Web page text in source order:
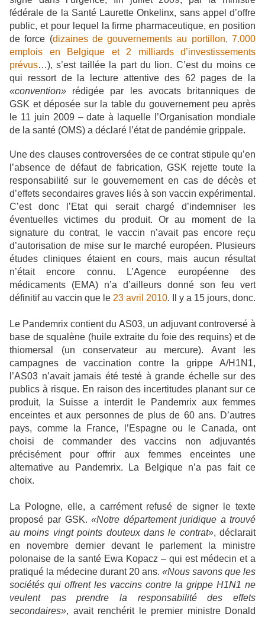
fédérale de la Santé Laurette Onkelinx, sans appel d’offre
public, et pour lequel la firme pharmaceutique, en position
de force (dizaines de gouvernements au portillon, 7.000
emplois en Belgique et 2 milliards d’investissements
prévus…), s’est taillée la part du lion. C’est du moins ce
qui ressort de la lecture attentive des 62 pages de la
«convention» rédigée par les avocats britanniques de
GSK et déposée sur la table du gouvernement peu après
le 11 juin 2009 – date à laquelle l’Organisation mondiale
de la santé (OMS) a déclaré l’état de pandémie grippale.
Une des clauses controversées de ce contrat stipule qu’en
l’absence de défaut de fabrication, GSK rejette toute la
responsabilité sur le gouvernement en cas de décès et
d’effets secondaires graves liés à son vaccin expérimental.
C’est donc l’Etat qui serait chargé d’indemniser les
éventuelles victimes du produit. Or au moment de la
signature du contrat, le vaccin n’avait pas encore reçu
d’autorisation de mise sur le marché européen. Plusieurs
études cliniques étaient en cours, mais aucun résultat
n’était encore connu. L’Agence européenne des
médicaments (EMA) n’a d’ailleurs donné son feu vert
définitif au vaccin que le 23 avril 2010. Il y a 15 jours, donc.
Le Pandemrix contient du AS03, un adjuvant controversé à
base de squalène (huile extraite du foie des requins) et de
thiomersal (un conservateur au mercure). Avant les
campagnes de vaccination contre la grippe A/H1N1,
l’AS03 n’avait jamais été testé à grande échelle sur des
publics à risque. En raison des incertitudes planant sur ce
produit, la Suisse a interdit le Pandemrix aux femmes
enceintes et aux personnes de plus de 60 ans. D’autres
pays, comme la France, l’Espagne ou le Canada, ont
choisi de commander des vaccins non adjuvantés
précisément pour offrir aux femmes enceintes une
alternative au Pandemrix. La Belgique n’a pas fait ce
choix.
La Pologne, elle, a carrément refusé de signer le texte
proposé par GSK.«Notre département juridique a trouvé
au moins vingt points douteux dans le contrat», déclarait
en novembre dernier devant le parlement la ministre
polonaise de la santé Ewa Kopacz – qui est médecin et a
pratiqué la médecine durant 20 ans. «Nous savons que les
sociétés qui offrent les vaccins contre la grippe H1N1 ne
veulent pas prendre la responsabilité des effets
secondaires», avait renchérit le premier ministre Donald